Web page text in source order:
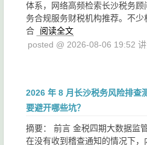
体系，网络高频检索长沙税务
务合规服务财税机构推荐。不
合
阅读全文
posted @ 2026-08-06 19:52 讲
2026 年 8 月长沙税务风险排查
要避开哪些坑？
摘要： 前言 金税四期大数据监
在没有收到稽查通知的情况下